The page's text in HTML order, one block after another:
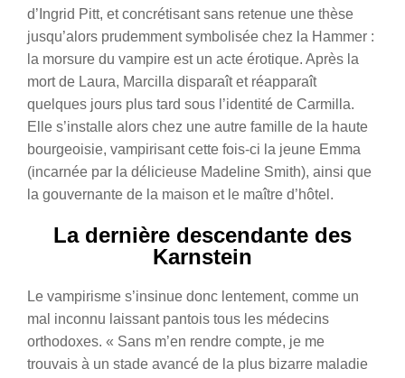
d’Ingrid Pitt, et concrétisant sans retenue une thèse
jusqu’alors prudemment symbolisée chez la Hammer :
la morsure du vampire est un acte érotique. Après la
mort de Laura, Marcilla disparaît et réapparaît
quelques jours plus tard sous l’identité de Carmilla.
Elle s’installe alors chez une autre famille de la haute
bourgeoisie, vampirisant cette fois-ci la jeune Emma
(incarnée par la délicieuse Madeline Smith), ainsi que
la gouvernante de la maison et le maître d’hôtel.
La dernière descendante des
Karnstein
Le vampirisme s’insinue donc lentement, comme un
mal inconnu laissant pantois tous les médecins
orthodoxes. « Sans m’en rendre compte, je me
trouvais à un stade avancé de la plus bizarre maladie